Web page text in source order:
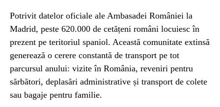
Potrivit datelor oficiale ale Ambasadei României la
Madrid, peste 620.000 de cetățeni români locuiesc în
prezent pe teritoriul spaniol. Această comunitate extinsă
generează o cerere constantă de transport pe tot
parcursul anului: vizite în România, reveniri pentru
sărbători, deplasări administrative și transport de colete
sau bagaje pentru familie.